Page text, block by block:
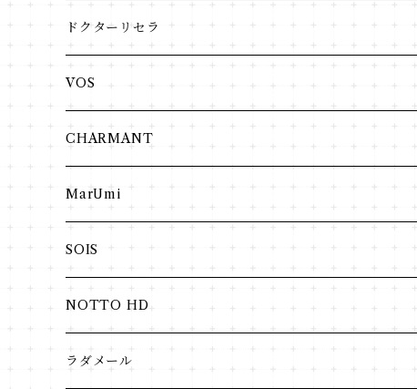
ドクターリセラ
アクアヴィーナス
クレンジング・洗顔
化粧水
日焼け止め
インナーケア
VIPLANTE
リキッド
パウダー
ヘア・ボディ
VOS
CHARMANT
MarUmi
SOIS
NOTTO HD
ラダメール